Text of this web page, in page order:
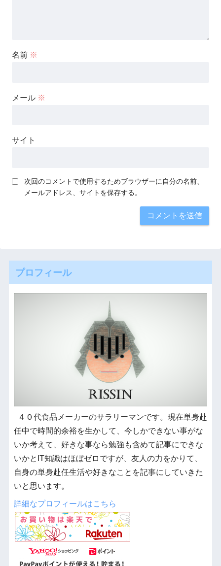
名前 ※
メール ※
サイト
次回のコメントで使用するためブラウザーに自分の名前、
メールアドレス、サイトを保存する。
プロフィール
４０代食品メーカーのサラリーマンです。現在単身赴
任中で時間的余裕を生かして、今しかできない事がな
いか考えて、好きな事なら勉強も含めて記事にできな
いかとIT知識はほぼゼロですが、友人の力をかりて、
自身の単身赴任生活や好きなことを記事にしていきた
いと思います。
詳細なプロフィールはこちら